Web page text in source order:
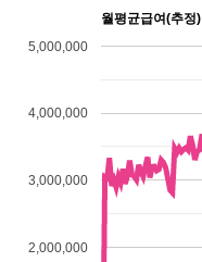
월평균급여(추정)
2,000,000
3,000,000
4,000,000
5,000,000